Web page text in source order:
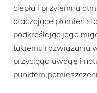
ciepłą i przyjemną
otaczające płomień
podkreślając jego
takiemu rozwiązaniu
przyciąga uwagę i
punktem